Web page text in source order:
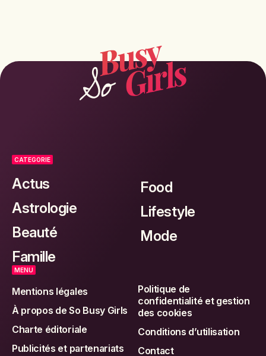
CATEGORIE
Actus
Astrologie
Beauté
Famille
Food
Lifestyle
Mode
MENU
Mentions légales
À propos de So Busy Girls
Charte éditoriale
Publicités et partenariats
Politique de
confidentialité et gestion
des cookies
Conditions d’utilisation
Contact